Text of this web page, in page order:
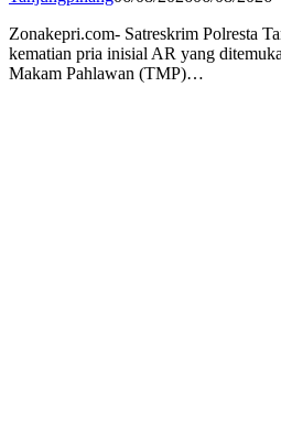
Zonakepri.com- Satreskrim Polresta
kematian pria inisial AR yang
Makam Pahlawan (TMP)…